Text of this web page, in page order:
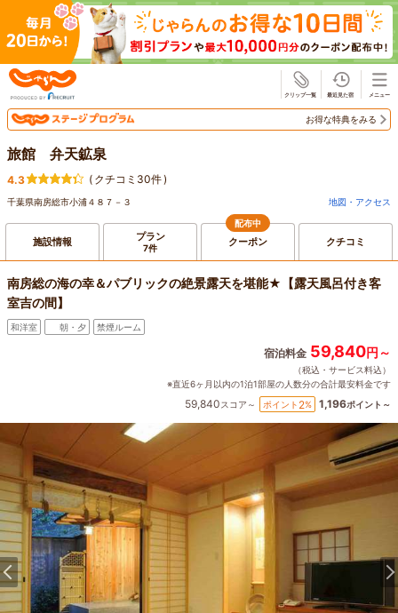
お得な特典をみる
旅館 弁天鉱泉
4.3 ( クチコミ30件)
千葉県南房総市小浦４８７－３ 地図・アクセス
施設情報 プラン
7件
配布中
クーポン クチコミ
南房総の海の幸＆パブリックの絶景露天を堪能★【露天風呂付き客
室吉の間】
和洋室 朝・夕 禁煙ルーム
宿泊料金 59,840円～
（税込・サービス料込）
※直近6ヶ月以内の1泊1部屋の人数分の合計最安料金です
59,840スコア～ ポイント 2% 1,196ポイント～